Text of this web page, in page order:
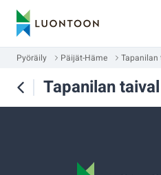
Pyöräily Päijät-Häme Tapanilan
Tapanilan